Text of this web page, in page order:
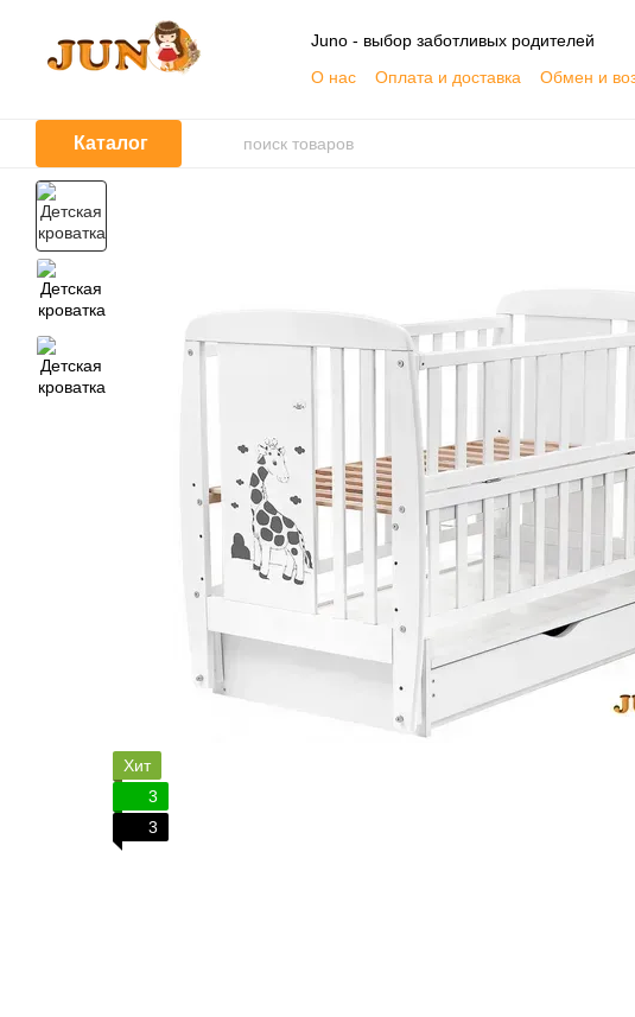
Перейти к основному контенту
Juno - выбор заботливых родителей
О нас
Оплата и доставка
Обмен и
Каталог
Хит
3
3